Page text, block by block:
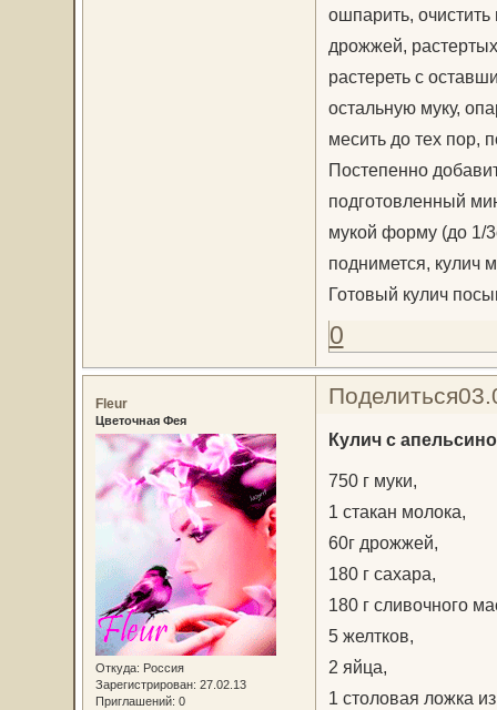
ошпарить, очистить
дрожжей,
растереть с
остальную муку,
месить до тех пор,
Постепенно
подготовленный
мукой форму (до 1/
поднимется, кулич
Готовый кулич
0
Поделиться
Fleur
Цветочная Фея
Откуда: Россия
Зарегистрирован: 27.02.13
Приглашений: 0
Кулич с
750 г муки,
1 стакан молока,
60г дрожжей,
180 г сахара,
180 г сливочного
5 желтков,
2 яйца,
1 столовая ложка